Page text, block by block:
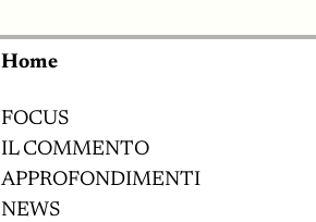
Home
FOCUS
IL COMMENTO
APPROFONDIMENTI
NEWS